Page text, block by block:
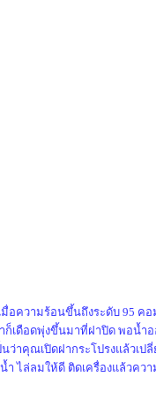
อความร้อนขึ้นถึงระดับ 95 ค
ก็เดือดพุ่งขึ้นมาที่ฝาปิด พอน้ำ
าคุณเปิดฝากระโปรงแล้วเป
ำ ไล่ลมให้ดี ติดเครื่องแล้วคว